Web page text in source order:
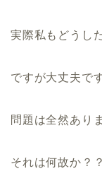
実際私もどうし
ですが大丈夫です
問題は全然あり
それは何故か？？